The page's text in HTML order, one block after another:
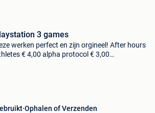
3 games
werken perfect en zijn orgineel! After hours
€ 4,00 alpha protocol € 3,00
Ophalen of Verzenden